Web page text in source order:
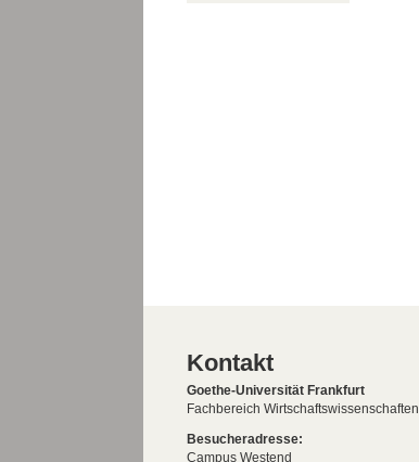
Kontakt
Goethe-Universität Frankfurt
Fachbereich Wirtschaftswissenschaften
Besucheradresse:
Campus Westend